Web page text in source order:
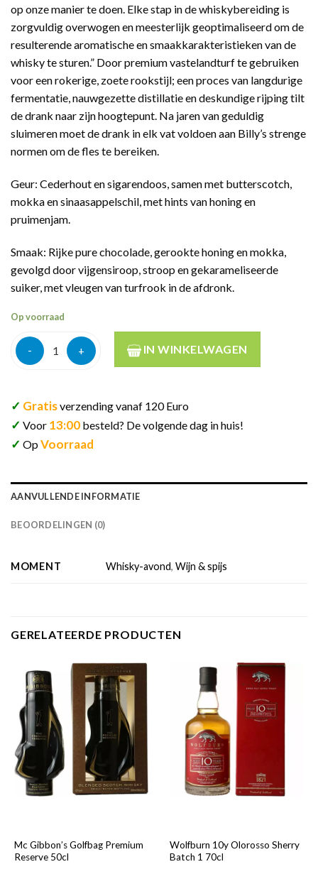
op onze manier te doen. Elke stap in de whiskybereiding is
zorgvuldig overwogen en meesterlijk geoptimaliseerd om de
resulterende aromatische en smaakkarakteristieken van de
whisky te sturen.” Door premium vastelandturf te gebruiken
voor een rokerige, zoete rookstijl; een proces van langdurige
fermentatie, nauwgezette distillatie en deskundige rijping tilt
de drank naar zijn hoogtepunt. Na jaren van geduldig
sluimeren moet de drank in elk vat voldoen aan Billy’s strenge
normen om de fles te bereiken.
Geur: Cederhout en sigarendoos, samen met butterscotch,
mokka en sinaasappelschil, met hints van honing en
pruimenjam.
Smaak: Rijke pure chocolade, gerookte honing en mokka,
gevolgd door vijgensiroop, stroop en gekarameliseerde
suiker, met vleugen van turfrook in de afdronk.
Op voorraad
Meikle Tỏir 5y The Sherry One 70cl aantal
IN WINKELWAGEN
✓ Gratisverzending vanaf 120 Euro
✓ Voor 13:00 besteld? De volgende dag in huis!
✓ OpVoorraad
AANVULLENDE INFORMATIE
BEOORDELINGEN (0)
MOMENT Whisky-avond,Wijn & spijs
GERELATEERDE PRODUCTEN
Mc Gibbon’s Golfbag Premium
Reserve 50cl
Wolfburn 10y Olorosso Sherry
Batch 1 70cl